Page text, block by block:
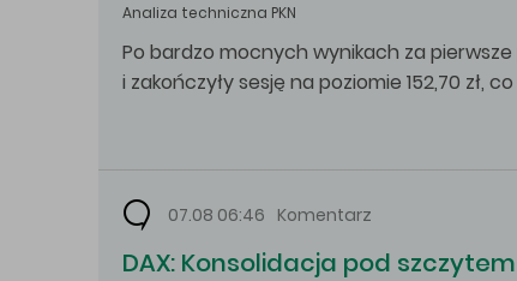
Analiza techniczna PKN
Po bardzo mocnych wynikach za pierwsze
i zakończyły sesję na poziomie 152,70 zł,
07.08 06:46 Komentarz
DAX: Konsolidacja pod szczytem